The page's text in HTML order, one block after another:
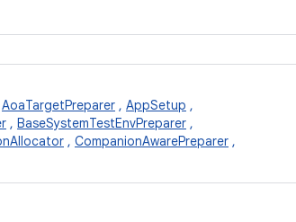
AoaTargetPreparer , AppSetup ,
, BaseSystemTestEnvPreparer ,
, CompanionAwarePreparer ,